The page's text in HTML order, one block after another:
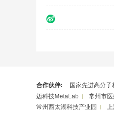
合作伙伴: 国家先进高分
迈科技MetaLab
常州市
常州西太湖科技产业园
上